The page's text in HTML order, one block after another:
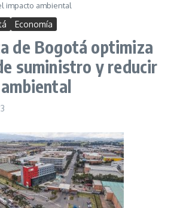
impacto ambiental
Economía
de Bogotá optimiza
suministro y reducir